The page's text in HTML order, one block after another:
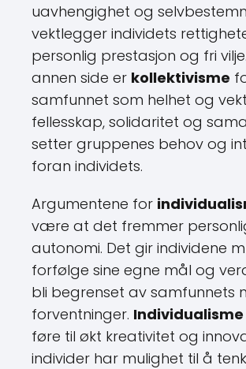
uavhengighet og
vektlegger individets
personlig prestasjon og fri
annen side er kollektivisme
samfunnet som helhet og
fellesskap, solidaritet og
setter gruppenes behov og
foran individets.
Argumentene for
være at det fremmer
autonomi. Det gir individene
forfølge sine egne mål og
bli begrenset av samfunnets
forventninger. Individualisme
føre til økt kreativitet og
individer har mulighet til å